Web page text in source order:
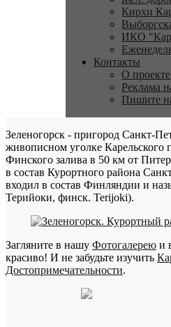
Кирхи
ИКО
Контакты
О проекте
Реклама
Пишите
Зеленогорск - пригород Санкт-
живописном уголке Карельского
Финского залива в 50 км от
в состав Курортного района
входил в состав Финляндии и
Терийоки, финск. Terijoki).
Загляните в нашу Фотогалерею и
красиво! И не забудьте изучить
Достопримечательности.